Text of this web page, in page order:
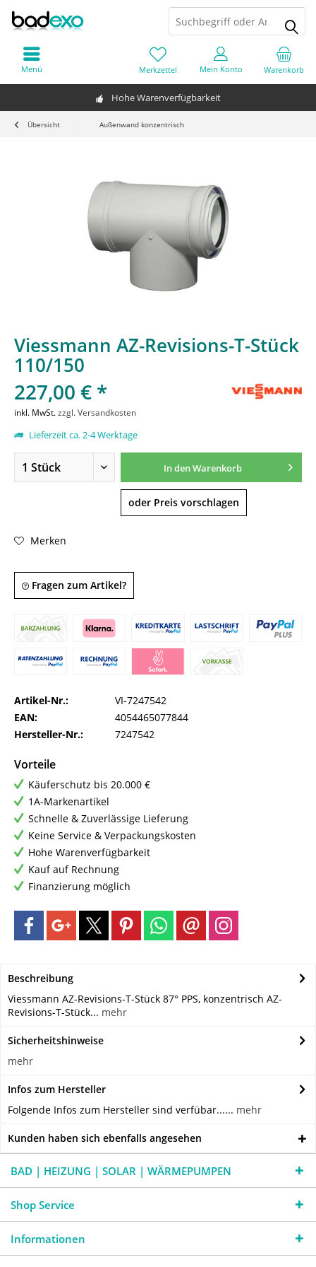
Hohe Warenverfügbarkeit
Warenkorb
Merkzettel Mein Konto
Menü
Übersicht Außenwand konzentrisch
Viessmann AZ-Revisions-T-Stück
110/150
227,00 € *
inkl. MwSt.zzgl. Versandkosten
Lieferzeit ca. 2-4 Werktage
In denWarenkorb
oder Preis vorschlagen
Merken
Fragen zum Artikel?
Artikel-Nr.:
VI-7247542
EAN:
4054465077844
Hersteller-Nr.:
7247542
Vorteile
Käuferschutz bis 20.000 €
1A-Markenartikel
Schnelle & Zuverlässige Lieferung
Keine Service & Verpackungskosten
Hohe Warenverfügbarkeit
Kauf auf Rechnung
Finanzierung möglich
Beschreibung
Viessmann AZ-Revisions-T-Stück 87° PPS, konzentrisch AZ-
Revisions-T-Stück... mehr
Sicherheitshinweise
mehr
Infos zum Hersteller
Folgende Infos zum Hersteller sind verfübar...... mehr
Kunden haben sich ebenfalls angesehen
BAD | HEIZUNG | SOLAR | WÄRMEPUMPEN
Shop Service
Informationen